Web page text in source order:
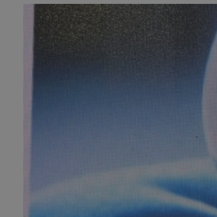
QeSessID
MvSessID
CookieScriptConsent
Nazwa
Nazwa
Provider
Domena